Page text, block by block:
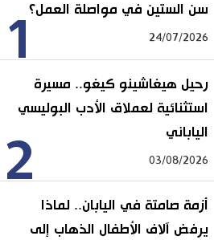
1سن الستين في مواصلة العمل؟
24/07/2026
2
رحيل هيغاشينو كيغو.. مسيرة
استثنائية لعملاق الأدب البوليسي
الياباني
03/08/2026
أزمة صامتة في اليابان.. لماذا
يرفض آلاف الأطفال الذهاب إلى